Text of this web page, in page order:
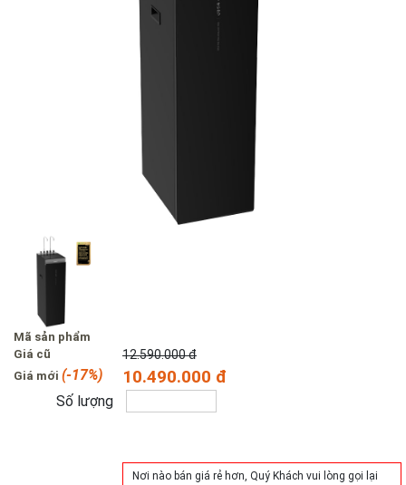
Mã sản phẩm
Giá cũ
12.590.000 đ
Giá mới (-17%) 10.490.000 đ
Số lượng
Nơi nào bán giá rẻ hơn, Quý Khách vui lòng gọi lại